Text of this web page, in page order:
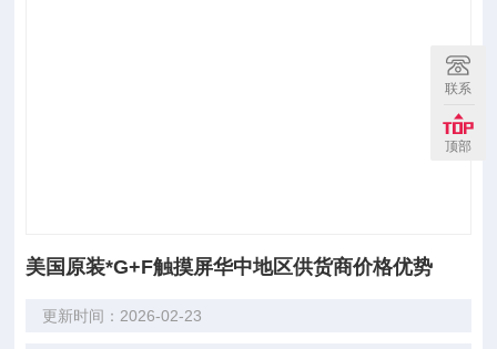
美国原装*G+F触摸屏华中地区供货商价格优势
更新时间：2026-02-23
联系
顶部